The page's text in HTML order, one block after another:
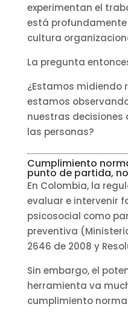
experimentan el
está
cultura
La pregunta
¿Estamos midiendo
estamos
nuestras decisiones
las personas?
Cumplimiento
punto de partida,
En Colombia, la
evaluar e intervenir
psicosocial como
preventiva
2646 de 2008 y
Sin embargo, el
herramienta va
cumplimiento